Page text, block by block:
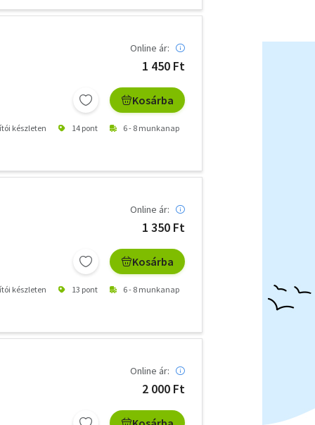
Online ár:
1 450 Ft
Kosárba
készleten 14 pont 6 - 8 munkanap
Online ár:
1 350 Ft
Kosárba
készleten 13 pont 6 - 8 munkanap
Online ár:
2 000 Ft